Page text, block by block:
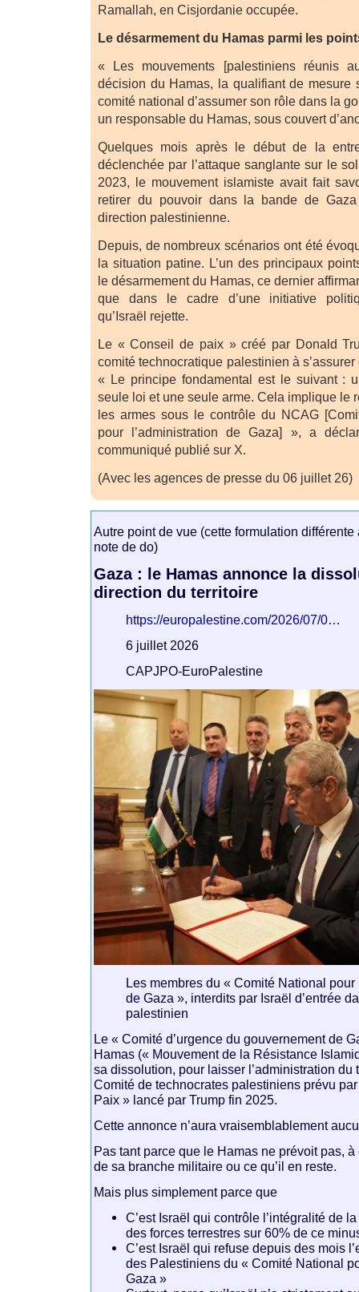
Ramallah, en Cisjordanie occupée.
Le désarmement du Hamas parmi les
« Les mouvements [palestiniens réunis
décision du Hamas, la qualifiant de mesure
comité national d’assumer son rôle dans la
un responsable du Hamas, sous couvert
Quelques mois après le début de la
déclenchée par l’attaque sanglante sur le
2023, le mouvement islamiste avait fait
retirer du pouvoir dans la bande de
direction palestinienne.
Depuis, de nombreux scénarios ont été
la situation patine. L’un des principaux
le désarmement du Hamas, ce dernier
que dans le cadre d’une initiative
qu’Israël rejette.
Le « Conseil de paix » créé par Donald
comité technocratique palestinien à
« Le principe fondamental est le suivant :
seule loi et une seule arme. Cela implique le
les armes sous le contrôle du NCAG
pour l’administration de Gaza] », a
communiqué publié sur X.
(Avec les agences de presse du 06 juillet 26)
Autre point de vue (cette formulation
note de do)
Gaza : le Hamas annonce la
direction du territoire
https://europalestine.com/2026/07/0…
6 juillet 2026
CAPJPO-EuroPalestine
Les membres du « Comité National pour
de Gaza », interdits par Israël d’entrée
palestinien
Le « Comité d’urgence du gouvernement de
Hamas (« Mouvement de la Résistance
sa dissolution, pour laisser l’administration du
Comité de technocrates palestiniens prévu
Paix » lancé par Trump fin 2025.
Cette annonce n’aura vraisemblablement
Pas tant parce que le Hamas ne prévoit pas,
de sa branche militaire ou ce qu’il en reste.
Mais plus simplement parce que
C’est Israël qui contrôle l’intégralité de
des forces terrestres sur 60% de ce
C’est Israël qui refuse depuis des mois
des Palestiniens du « Comité National
Gaza »